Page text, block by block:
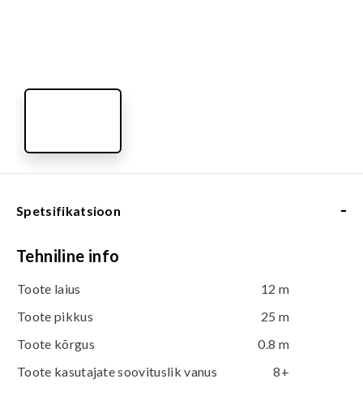
Spetsifikatsioon -
Tehniline info
Toote laius
12 m
Toote pikkus
25 m
Toote kõrgus
0.8 m
Toote kasutajate soovituslik vanus
8+